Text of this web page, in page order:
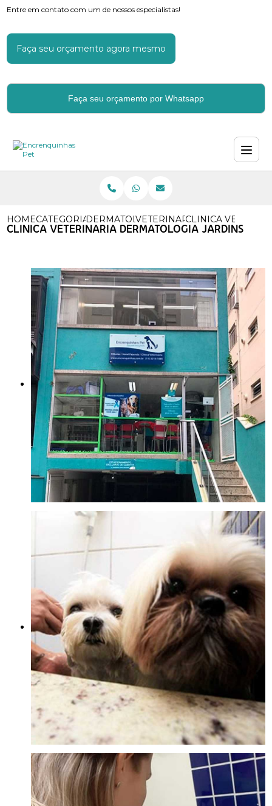
Entre em contato com um de nossos especialistas!
Faça seu orçamento agora mesmo
Faça seu orçamento por Whatsapp
HOMECATEGORIASDERMATOLOGIA VETERINARIA
VETERINARIOCLINICA
CLINICA VETERINARIA DERMATOLOGIA JARDINS